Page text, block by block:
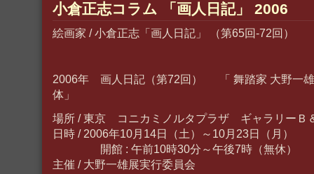
小倉正志コラム 「画人日記」 2006
絵画家 / 小倉正志「画人日記」 （第65回-72回）
2006年 画人日記（第72回） 「 舞踏家 大野一雄
体」
場所 / 東京 コニカミノルタプラザ ギャラリーＢ
日時 / 2006年10月14日（土）～10月23日（月）
開館 : 午前10時30分～午後7時（無休）
主催 / 大野一雄展実行委員会